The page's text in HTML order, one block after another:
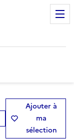
Ajouter à
ma
sélection